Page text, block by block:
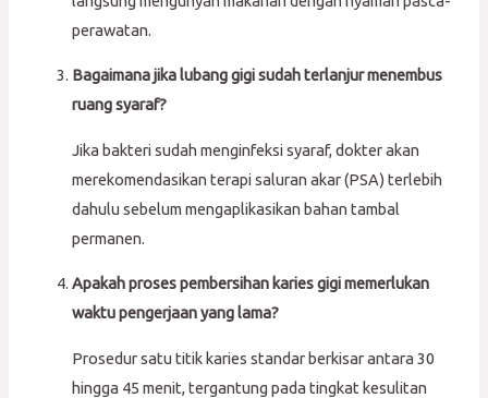
perawatan.
Bagaimana jika lubang gigi sudah terlanjur menembus
ruang syaraf?
Jika bakteri sudah menginfeksi syaraf, dokter akan
merekomendasikan terapi saluran akar (PSA) terlebih
dahulu sebelum mengaplikasikan bahan tambal
permanen.
Apakah proses pembersihan karies gigi memerlukan
waktu pengerjaan yang lama?
Prosedur satu titik karies standar berkisar antara 30
hingga 45 menit, tergantung pada tingkat kesulitan